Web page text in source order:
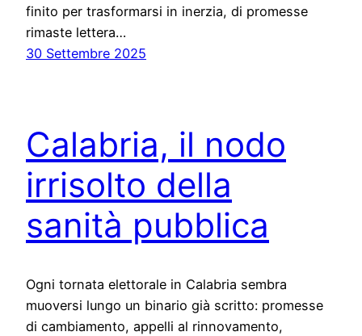
finito per trasformarsi in inerzia, di promesse
rimaste lettera…
30 Settembre 2025
Calabria, il nodo
irrisolto della
sanità pubblica
Ogni tornata elettorale in Calabria sembra
muoversi lungo un binario già scritto: promesse
di cambiamento, appelli al rinnovamento,